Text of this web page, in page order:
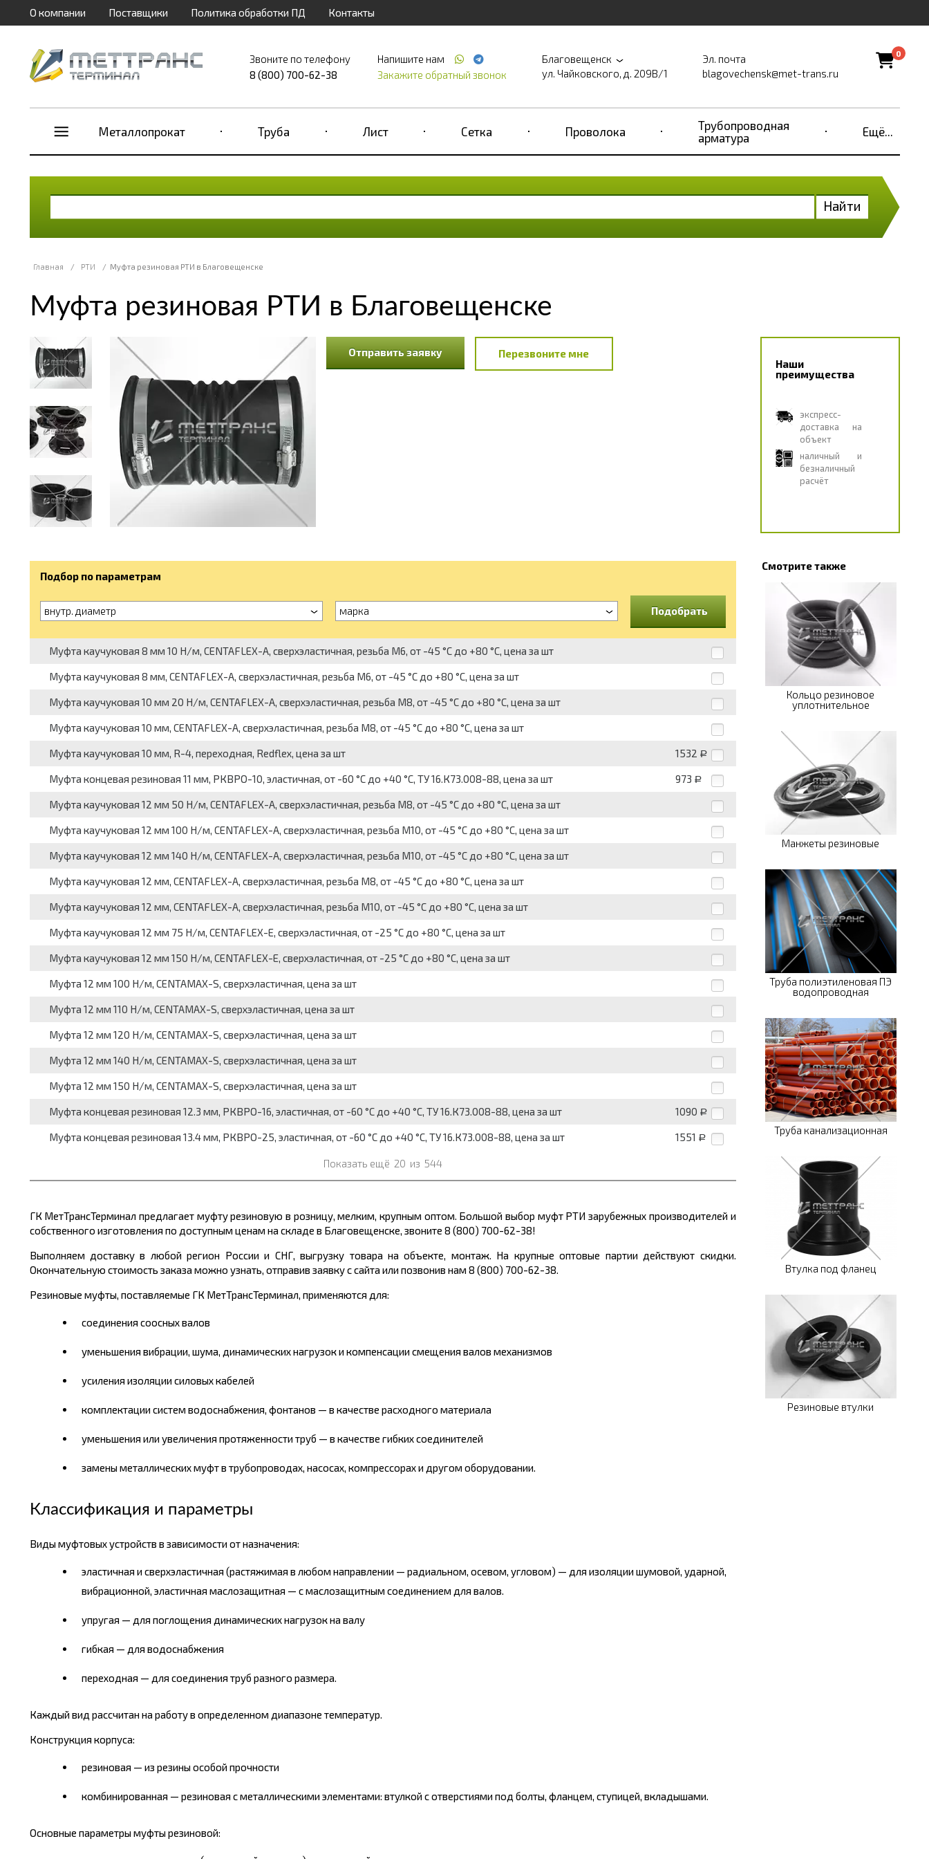
О компании Поставщики Политика обработки ПД Контакты
Звоните по телефону
8 (800) 700-62-38
Напишите нам
Закажите обратный звонок
Благовещенск
ул. Чайковского, д. 209В/1
Эл. почта
blagovechensk@met-trans.ru
0
Металлопрокат Труба Лист Сетка Проволока
Трубопроводная
арматура
Ещё...
Найти
Главная / РТИ / Муфта резиновая РТИ в Благовещенске
Муфта резиновая РТИ в Благовещенске
Отправить заявку
Перезвоните мне
Наши
преимущества
экспресс-
доставка на
объект
наличный и
безналичный
расчёт
Подбор по параметрам
внутр. диаметр марка Подобрать
Муфта каучуковая 8 мм 10 Н/м, CENTAFLEX-A, сверхэластичная, резьба M6, от -45 °С до +80 °C, цена за шт
Муфта каучуковая 8 мм, CENTAFLEX-A, сверхэластичная, резьба M6, от -45 °С до +80 °C, цена за шт
Муфта каучуковая 10 мм 20 Н/м, CENTAFLEX-A, сверхэластичная, резьба M8, от -45 °С до +80 °C, цена за шт
Муфта каучуковая 10 мм, CENTAFLEX-A, сверхэластичная, резьба M8, от -45 °С до +80 °C, цена за шт
Муфта каучуковая 10 мм, R-4, переходная, Redflex, цена за шт 1532 Р
Муфта концевая резиновая 11 мм, РКВРО-10, эластичная, от -60 °C до +40 °C, ТУ 16.К73.008-88, цена за шт 973 Р
Муфта каучуковая 12 мм 50 Н/м, CENTAFLEX-A, сверхэластичная, резьба M8, от -45 °С до +80 °C, цена за шт
Муфта каучуковая 12 мм 100 Н/м, CENTAFLEX-A, сверхэластичная, резьба M10, от -45 °С до +80 °C, цена за шт
Муфта каучуковая 12 мм 140 Н/м, CENTAFLEX-A, сверхэластичная, резьба M10, от -45 °С до +80 °C, цена за шт
Муфта каучуковая 12 мм, CENTAFLEX-A, сверхэластичная, резьба M8, от -45 °С до +80 °C, цена за шт
Муфта каучуковая 12 мм, CENTAFLEX-A, сверхэластичная, резьба M10, от -45 °С до +80 °C, цена за шт
Муфта каучуковая 12 мм 75 Н/м, CENTAFLEX-E, сверхэластичная, от -25 °С до +80 °С, цена за шт
Муфта каучуковая 12 мм 150 Н/м, CENTAFLEX-E, сверхэластичная, от -25 °С до +80 °С, цена за шт
Муфта 12 мм 100 Н/м, CENTAMAX-S, сверхэластичная, цена за шт
Муфта 12 мм 110 Н/м, CENTAMAX-S, сверхэластичная, цена за шт
Муфта 12 мм 120 Н/м, CENTAMAX-S, сверхэластичная, цена за шт
Муфта 12 мм 140 Н/м, CENTAMAX-S, сверхэластичная, цена за шт
Муфта 12 мм 150 Н/м, CENTAMAX-S, сверхэластичная, цена за шт
Муфта концевая резиновая 12.3 мм, РКВРО-16, эластичная, от -60 °C до +40 °C, ТУ 16.К73.008-88, цена за шт 1090 Р
Муфта концевая резиновая 13.4 мм, РКВРО-25, эластичная, от -60 °C до +40 °C, ТУ 16.К73.008-88, цена за шт 1551 Р
Показать ещё 20 из 544
ГК МетТрансТерминал предлагает муфту резиновую в розницу, мелким, крупным оптом. Большой выбор муфт РТИ зарубежных производителей и
собственного изготовления по доступным ценам на складе в Благовещенске, звоните 8 (800) 700-62-38!
Выполняем доставку в любой регион России и СНГ, выгрузку товара на объекте, монтаж. На крупные оптовые партии действуют скидки.
Окончательную стоимость заказа можно узнать, отправив заявку с сайта или позвонив нам 8 (800) 700-62-38.
Резиновые муфты, поставляемые ГК МетТрансТерминал, применяются для:
соединения соосных валов
уменьшения вибрации, шума, динамических нагрузок и компенсации смещения валов механизмов
усиления изоляции силовых кабелей
комплектации систем водоснабжения, фонтанов — в качестве расходного материала
уменьшения или увеличения протяженности труб — в качестве гибких соединителей
замены металлических муфт в трубопроводах, насосах, компрессорах и другом оборудовании.
Классификация и параметры
Виды муфтовых устройств в зависимости от назначения:
эластичная и сверхэластичная (растяжимая в любом направлении — радиальном, осевом, угловом) — для изоляции шумовой, ударной,
вибрационной, эластичная маслозащитная — с маслозащитным соединением для валов.
упругая — для поглощения динамических нагрузок на валу
гибкая — для водоснабжения
переходная — для соединения труб разного размера.
Каждый вид рассчитан на работу в определенном диапазоне температур.
Конструкция корпуса:
резиновая — из резины особой прочности
комбинированная — резиновая с металлическими элементами: втулкой с отверстиями под болты, фланцем, ступицей, вкладышами.
Основные параметры муфты резиновой:
Смотрите также
Кольцо резиновое
уплотнительное
Манжеты резиновые
Труба полиэтиленовая ПЭ
водопроводная
Труба канализационная
Втулка под фланец
Резиновые втулки